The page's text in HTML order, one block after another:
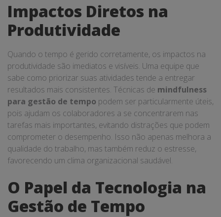
Impactos Diretos na
Produtividade
Quando o tempo é gerido corretamente, os impactos na
produtividade são imediatos e visíveis. Uma equipe que
sabe como priorizar suas atividades tende a entregar
resultados mais consistentes. Técnicas de mindfulness
para gestão de tempo podem ser particularmente úteis,
pois ajudam os colaboradores a se concentrarem nas
tarefas mais importantes, evitando distrações que podem
comprometer o desempenho. Isso não apenas melhora a
qualidade do trabalho, mas também reduz o estresse,
favorecendo um clima organizacional saudável.
O Papel da Tecnologia na
Gestão de Tempo